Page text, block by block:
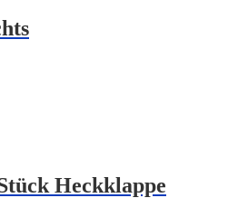
Heckklappe